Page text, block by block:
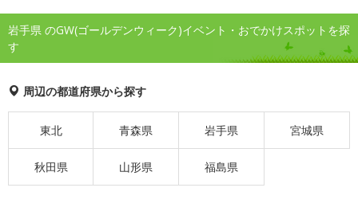
岩手県 のGW(ゴールデンウィーク)イベント・おでかけスポットを探
す
周辺の都道府県から探す
東北 青森県 岩手県 宮城県
秋田県 山形県 福島県